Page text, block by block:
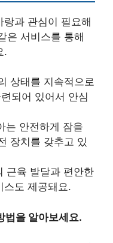
과 관심이 필요해
은 서비스를 통해
.
상태를 지속적으로
되어 있어서 안심
는 안전하게 잠을
장치를 갖추고 있
근육 발달과 편안한
스도 제공돼요.
법을 알아보세요.